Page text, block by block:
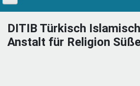
Startseite
News
Jugendnetz
DITIB Türkisch
Anstalt für Religion